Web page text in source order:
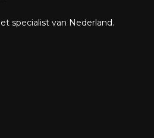
specialist van Nederland.